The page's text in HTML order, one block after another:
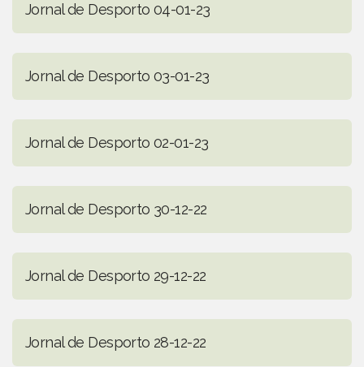
Jornal de Desporto 04-01-23
Jornal de Desporto 03-01-23
Jornal de Desporto 02-01-23
Jornal de Desporto 30-12-22
Jornal de Desporto 29-12-22
Jornal de Desporto 28-12-22